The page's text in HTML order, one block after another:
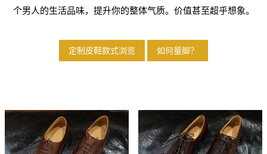
个男人的生活品味，提升你的整体气质。价值甚至超乎想象。
定制皮鞋款式浏览 如何量脚？